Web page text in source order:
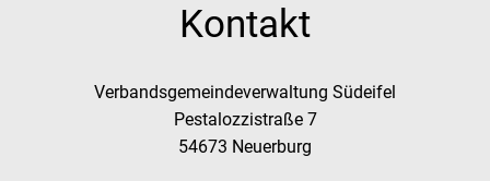
Kontakt
Verbandsgemeindeverwaltung Südeifel
Pestalozzistraße 7
54673 Neuerburg